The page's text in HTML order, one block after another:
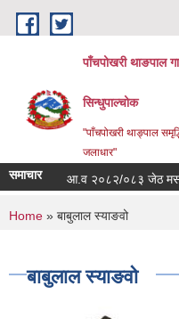
Skip to main content
पाँचपोखरी थाङपाल
सिन्धुपाल्चोक
"पाँचपोखरी थाङ्पाल
जलाधार"
समाचार आ.व २०८२/०८३ जेठ मसान्त
You are here
Home » बाबुलाल स्याङवो
बाबुलाल स्याङवो